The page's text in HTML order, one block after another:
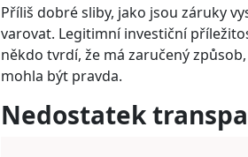
Příliš dobré sliby, jako jsou záruky
varovat. Legitimní investiční
někdo tvrdí, že má zaručený
mohla být pravda.
Nedostatek